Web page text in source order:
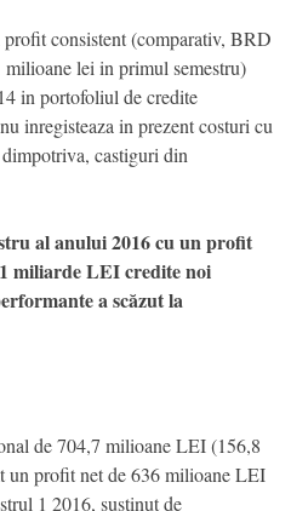
consistent (comparativ, BRD
lei in primul semestru)
in portofoliul de credite
inregisteaza in prezent costuri cu
castiguri din
al anului 2016 cu un profit
miliarde LEI credite noi
a scăzut la
de 704,7 milioane LEI (156,8
profit net de 636 milioane LEI
1 2016, susţinut de